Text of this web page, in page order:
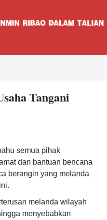
Tangani
semua pihak
dan bantuan bencana
berangin yang melanda
melanda wilayah
menyebabkan